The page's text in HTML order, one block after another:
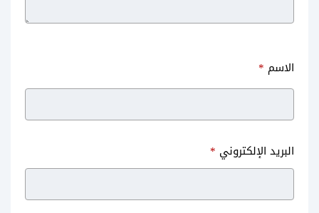
سناب شات
الاسم *
البريد الإلكتروني *